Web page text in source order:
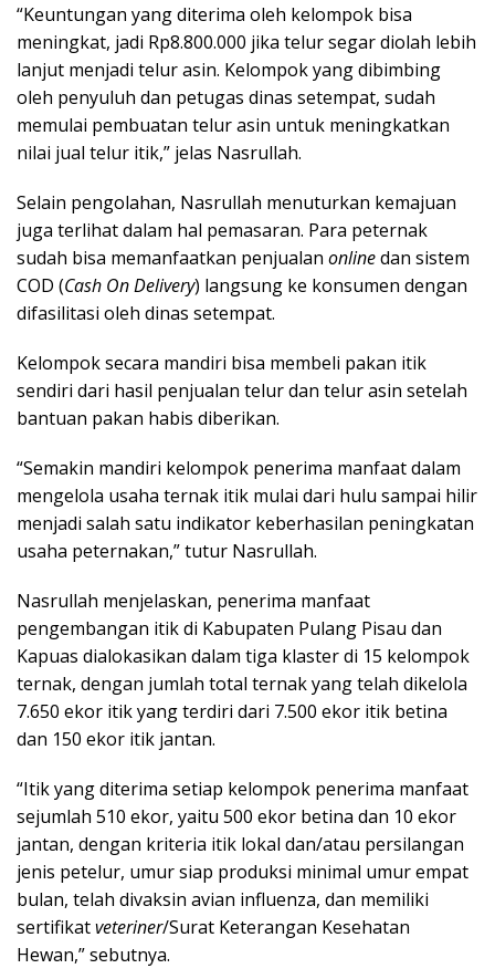
“Keuntungan yang diterima oleh kelompok bisa
meningkat, jadi Rp8.800.000 jika telur segar diolah lebih
lanjut menjadi telur asin. Kelompok yang dibimbing
oleh penyuluh dan petugas dinas setempat, sudah
memulai pembuatan telur asin untuk meningkatkan
nilai jual telur itik,” jelas Nasrullah.
Selain pengolahan, Nasrullah menuturkan kemajuan
juga terlihat dalam hal pemasaran. Para peternak
sudah bisa memanfaatkan penjualan onlinedan sistem
COD (Cash On Delivery) langsung ke konsumen dengan
difasilitasi oleh dinas setempat.
Kelompok secara mandiri bisa membeli pakan itik
sendiri dari hasil penjualan telur dan telur asin setelah
bantuan pakan habis diberikan.
“Semakin mandiri kelompok penerima manfaat dalam
mengelola usaha ternak itik mulai dari hulu sampai hilir
menjadi salah satu indikator keberhasilan peningkatan
usaha peternakan,” tutur Nasrullah.
Nasrullah menjelaskan, penerima manfaat
pengembangan itik di Kabupaten Pulang Pisau dan
Kapuas dialokasikan dalam tiga klaster di 15 kelompok
ternak, dengan jumlah total ternak yang telah dikelola
7.650 ekor itik yang terdiri dari 7.500 ekor itik betina
dan 150 ekor itik jantan.
“Itik yang diterima setiap kelompok penerima manfaat
sejumlah 510 ekor, yaitu 500 ekor betina dan 10 ekor
jantan, dengan kriteria itik lokal dan/atau persilangan
jenis petelur, umur siap produksi minimal umur empat
bulan, telah divaksin avian influenza, dan memiliki
sertifikatveteriner/Surat Keterangan Kesehatan
Hewan,” sebutnya.